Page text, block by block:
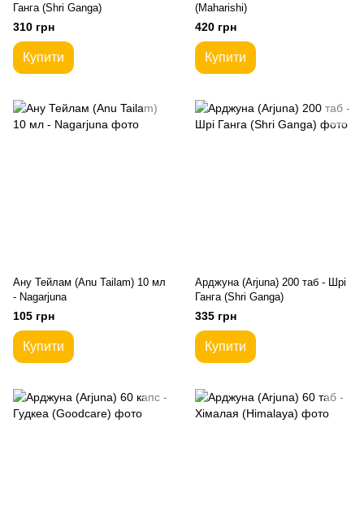
Ганга (Shri Ganga)
310 грн
Купити
(Maharishi)
420 грн
Купити
Ану Тейлам (Anu Tailam) 10 мл
- Nagarjuna
105 грн
Купити
Арджуна (Arjuna) 200 таб - Шрі
Ганга (Shri Ganga)
335 грн
Купити